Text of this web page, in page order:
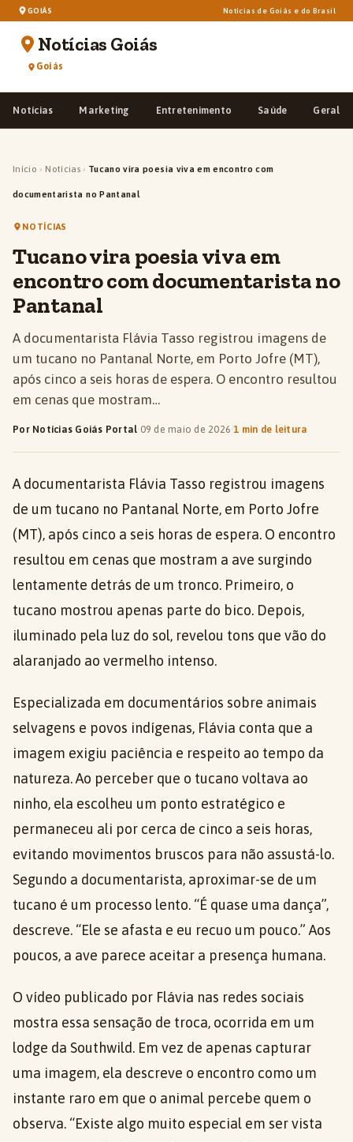
GOIÁS Notícias de Goiás e do Brasil
Notícias Goiás
Goiás
Notícias Marketing Entretenimento Saúde Geral
Início › Notícias › Tucano vira poesia viva em encontro com
documentarista no Pantanal
NOTÍCIAS
Tucano vira poesia viva em
encontro com documentarista no
Pantanal
A documentarista Flávia Tasso registrou imagens de
um tucano no Pantanal Norte, em Porto Jofre (MT),
após cinco a seis horas de espera. O encontro resultou
em cenas que mostram…
Por Notícias Goiás Portal· 09 de maio de 2026·1 min de leitura
A documentarista Flávia Tasso registrou imagens
de um tucano no Pantanal Norte, em Porto Jofre
(MT), após cinco a seis horas de espera. O encontro
resultou em cenas que mostram a ave surgindo
lentamente detrás de um tronco. Primeiro, o
tucano mostrou apenas parte do bico. Depois,
iluminado pela luz do sol, revelou tons que vão do
alaranjado ao vermelho intenso.
Especializada em documentários sobre animais
selvagens e povos indígenas, Flávia conta que a
imagem exigiu paciência e respeito ao tempo da
natureza. Ao perceber que o tucano voltava ao
ninho, ela escolheu um ponto estratégico e
permaneceu ali por cerca de cinco a seis horas,
evitando movimentos bruscos para não assustá-lo.
Segundo a documentarista, aproximar-se de um
tucano é um processo lento. “É quase uma dança”,
descreve. “Ele se afasta e eu recuo um pouco.” Aos
poucos, a ave parece aceitar a presença humana.
O vídeo publicado por Flávia nas redes sociais
mostra essa sensação de troca, ocorrida em um
lodge da Southwild. Em vez de apenas capturar
uma imagem, ela descreve o encontro como um
instante raro em que o animal percebe quem o
observa. “Existe algo muito especial em ser vista